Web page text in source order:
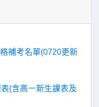
補考名單(0720更新
(含高ㄧ新生課表及